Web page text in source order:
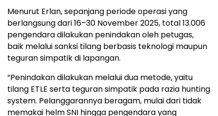
Menurut Erlan, sepanjang periode operasi yang
berlangsung dari 16–30 November 2025, total 13.006
pengendara dilakukan penindakan oleh petugas,
baik melalui sanksi tilang berbasis teknologi maupun
teguran simpatik di lapangan.
“Penindakan dilakukan melalui dua metode, yaitu
tilang ETLE serta teguran simpatik pada razia hunting
system. Pelanggarannya beragam, mulai dari tidak
memakai helm SNI hingga pengendara yang